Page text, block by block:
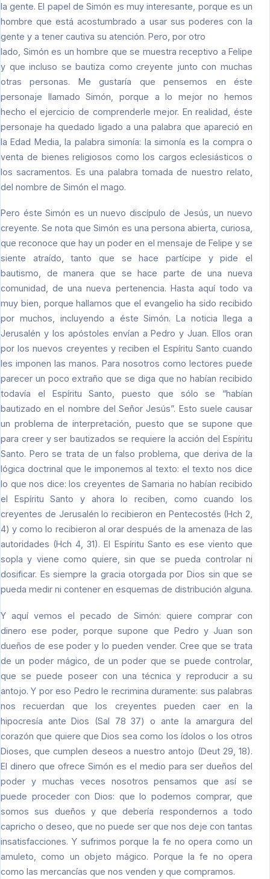
la gente. El papel de Simón es muy interesante, porque es un
hombre que está acostumbrado a usar sus poderes con la
gente y a tener cautiva su atención. Pero, por otro
lado, Simón es un hombre que se muestra receptivo a Felipe
y que incluso se bautiza como creyente junto con muchas
otras personas. Me gustaría que pensemos en éste
personaje llamado Simón, porque a lo mejor no hemos
hecho el ejercicio de comprenderle mejor. En realidad, éste
personaje ha quedado ligado a una palabra que apareció en
la Edad Media, la palabra simonía: la simonía es la compra o
venta de bienes religiosos como los cargos eclesiásticos o
los sacramentos. Es una palabra tomada de nuestro relato,
del nombre de Simón el mago.
Pero éste Simón es un nuevo discípulo de Jesús, un nuevo
creyente. Se nota que Simón es una persona abierta, curiosa,
que reconoce que hay un poder en el mensaje de Felipe y se
siente atraído, tanto que se hace partícipe y pide el
bautismo, de manera que se hace parte de una nueva
comunidad, de una nueva pertenencia. Hasta aquí todo va
muy bien, porque hallamos que el evangelio ha sido recibido
por muchos, incluyendo a éste Simón. La noticia llega a
Jerusalén y los apóstoles envían a Pedro y Juan. Ellos oran
por los nuevos creyentes y reciben el Espíritu Santo cuando
les imponen las manos. Para nosotros como lectores puede
parecer un poco extraño que se diga que no habían recibido
todavía el Espíritu Santo, puesto que sólo se “habían
bautizado en el nombre del Señor Jesús”. Esto suele causar
un problema de interpretación, puesto que se supone que
para creer y ser bautizados se requiere la acción del Espíritu
Santo. Pero se trata de un falso problema, que deriva de la
lógica doctrinal que le imponemos al texto: el texto nos dice
lo que nos dice: los creyentes de Samaria no habían recibido
el Espíritu Santo y ahora lo reciben, como cuando los
creyentes de Jerusalén lo recibieron en Pentecostés (Hch 2,
4) y como lo recibieron al orar después de la amenaza de las
autoridades (Hch 4, 31). El Espíritu Santo es ese viento que
sopla y viene como quiere, sin que se pueda controlar ni
dosificar. Es siempre la gracia otorgada por Dios sin que se
pueda medir ni contener en esquemas de distribución alguna.
Y aquí vemos el pecado de Simón: quiere comprar con
dinero ese poder, porque supone que Pedro y Juan son
dueños de ese poder y lo pueden vender. Cree que se trata
de un poder mágico, de un poder que se puede controlar,
que se puede poseer con una técnica y reproducir a su
antojo. Y por eso Pedro le recrimina duramente: sus palabras
nos recuerdan que los creyentes pueden caer en la
hipocresía ante Dios (Sal 78 37) o ante la amargura del
corazón que quiere que Dios sea como los ídolos o los otros
Dioses, que cumplen deseos a nuestro antojo (Deut 29, 18).
El dinero que ofrece Simón es el medio para ser dueños del
poder y muchas veces nosotros pensamos que así se
puede proceder con Dios: que lo podemos comprar, que
somos sus dueños y que debería respondernos a todo
capricho o deseo, que no puede ser que nos deje con tantas
insatisfacciones. Y sufrimos porque la fe no opera como un
amuleto, como un objeto mágico. Porque la fe no opera
como las mercancías que nos venden y que compramos.